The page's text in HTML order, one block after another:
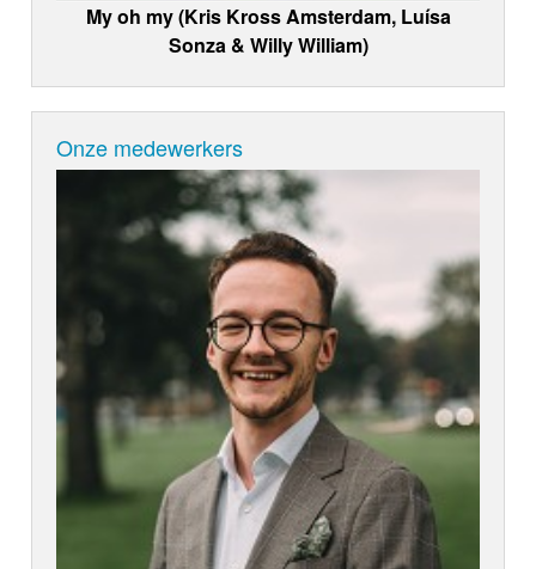
My oh my (Kris Kross Amsterdam, Luísa
Sonza & Willy William)
Onze medewerkers